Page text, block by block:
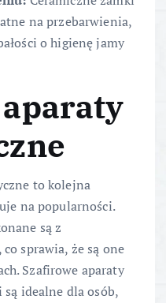
na przebarwienia,
o higienę jamy
to kolejna
na popularności.
są z
sprawia, że są one
Szafirowe aparaty
idealne dla osób,